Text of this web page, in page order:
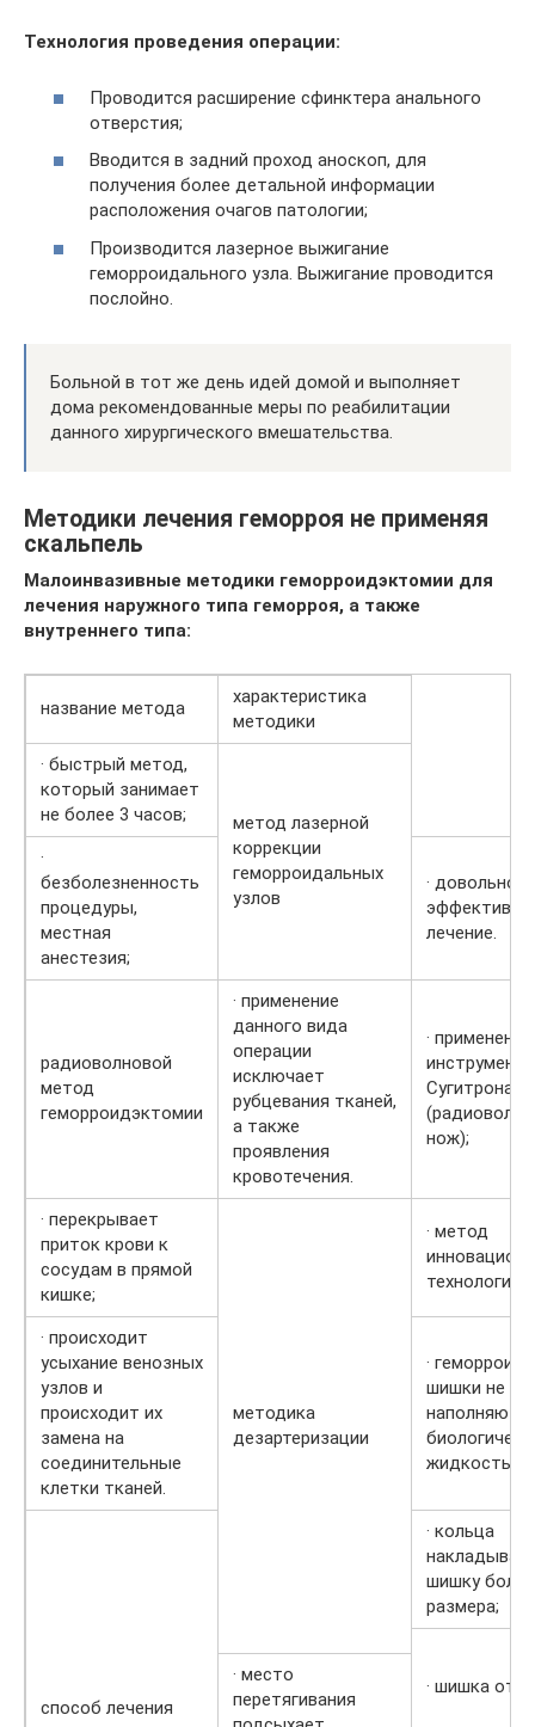
Технология проведения операции:
Проводится расширение сфинктера анального
отверстия;
Вводится в задний проход аноскоп, для
получения более детальной информации
расположения очагов патологии;
Производится лазерное выжигание
геморроидального узла. Выжигание проводится
послойно.
Больной в тот же день идей домой и выполняет
дома рекомендованные меры по реабилитации
данного хирургического вмешательства.
Методики лечения геморроя не применяя
скальпель
Малоинвазивные методики геморроидэктомии для
лечения наружного типа геморроя, а также
внутреннего типа:
название метода
характеристика
методики
· быстрый метод,
который занимает
не более 3 часов;
метод лазерной
коррекции
геморроидальных
узлов
·
безболезненность
процедуры,
местная
анестезия;
· довольно
лечение.
радиоволновой
метод
геморроидэктомии
· применение
инструмента
Сугитрона
нож);
· применение
данного вида
операции
исключает
рубцевания тканей,
а также
проявления
кровотечения.
методика
дезартеризации
· метод
технологий;
· перекрывает
приток крови к
сосудам в прямой
кишке;
·
шишки не
жидкостью;
· происходит
усыхание венозных
узлов и
происходит их
замена на
соединительные
клетки тканей.
способ лечения
· кольца
шишку
размера;
· шишка
· место
перетягивания